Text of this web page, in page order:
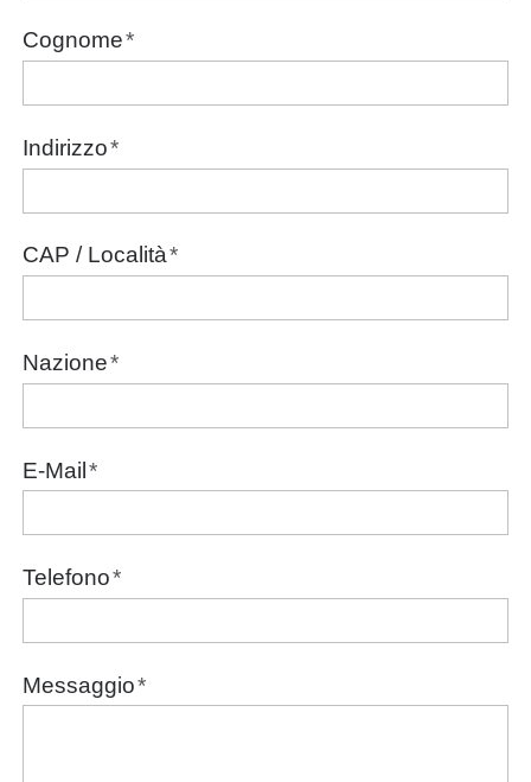
Cognome*
Indirizzo*
CAP / Località*
Nazione*
E-Mail*
Telefono*
Messaggio*